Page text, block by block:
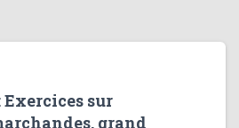
Exercices sur
grand